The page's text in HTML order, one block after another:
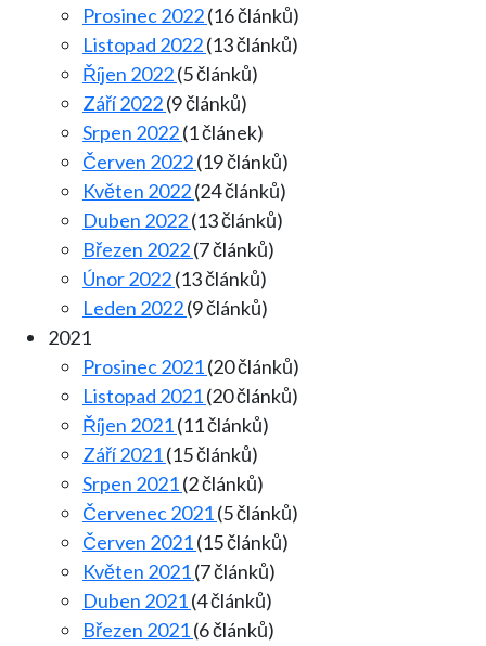
Prosinec 2022(16 článků)
Listopad 2022(13 článků)
Říjen 2022(5 článků)
Září 2022(9 článků)
Srpen 2022(1 článek)
Červen 2022(19 článků)
Květen 2022(24 článků)
Duben 2022(13 článků)
Březen 2022(7 článků)
Únor 2022(13 článků)
Leden 2022(9 článků)
2021
Prosinec 2021(20 článků)
Listopad 2021(20 článků)
Říjen 2021(11 článků)
Září 2021(15 článků)
Srpen 2021(2 článků)
Červenec 2021(5 článků)
Červen 2021(15 článků)
Květen 2021(7 článků)
Duben 2021(4 článků)
Březen 2021(6 článků)